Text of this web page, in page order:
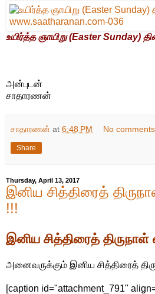
உயிர்த்த ஞாயிறு (Easter Sunday)
அன்புடன்
சாதாரணன்
சாதாரணன் at 6:48 PM No
Share
Thursday, April 13, 2017
இனிய சித்திரைத்
!!!
இனிய சித்திரைத்
அனைவருக்கும் இனிய சித்திரைத்
[caption id="attachment_791"